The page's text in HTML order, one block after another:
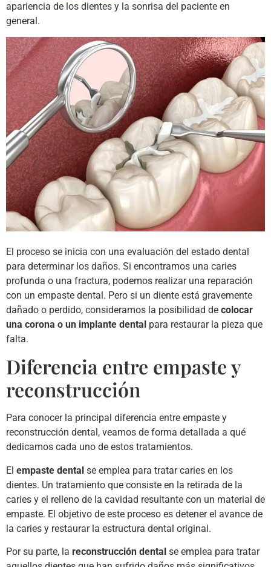
apariencia de los dientes y la sonrisa del paciente en
general.
El proceso se inicia con una evaluación del estado dental
para determinar los daños. Si encontramos una caries
profunda o una fractura, podemos realizar una reparación
con un empaste dental. Pero si un diente está gravemente
dañado o perdido, consideramos la posibilidad de colocar
una corona o un implante dental para restaurar la pieza que
falta.
Diferencia entre empaste y
reconstrucción
Para conocer la principal diferencia entre empaste y
reconstrucción dental, veamos de forma detallada a qué
dedicamos cada uno de estos tratamientos.
El empaste dental se emplea para tratar caries en los
dientes. Un tratamiento que consiste en la retirada de la
caries y el relleno de la cavidad resultante con un material de
empaste. El objetivo de este proceso es detener el avance de
la caries y restaurar la estructura dental original.
Por su parte, la reconstrucción dental se emplea para tratar